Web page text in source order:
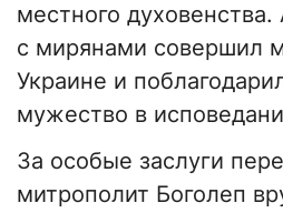
местного
с мирянами совершил
Украине и
мужество в
За особые заслуги
митрополит Боголеп